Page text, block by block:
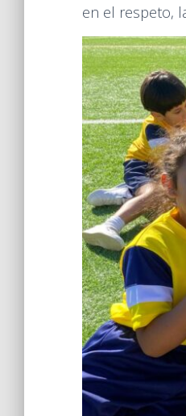
en el respeto,